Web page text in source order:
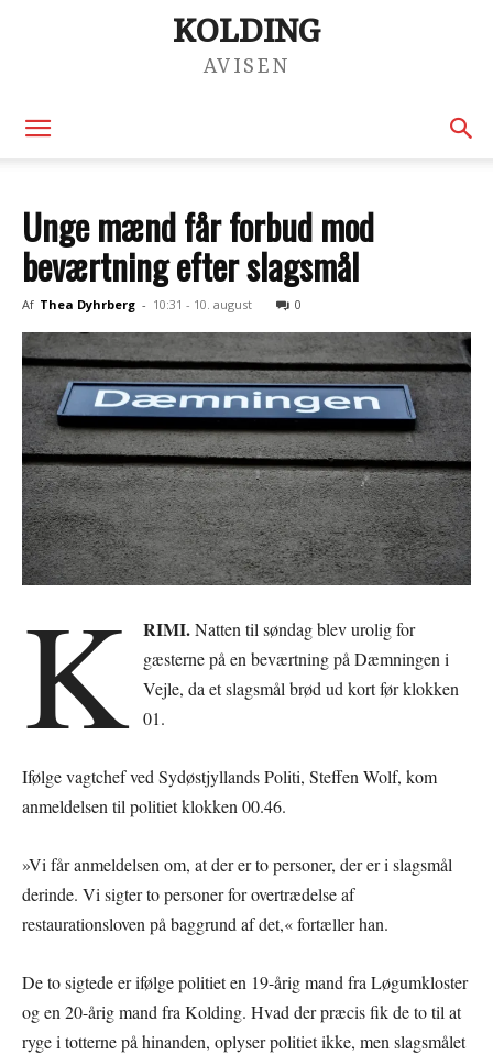
KOLDING
AVISEN
Unge mænd får forbud mod
beværtning efter slagsmål
Af Thea Dyhrberg - 10:31 - 10. august 0
K RIMI.Natten til søndag blev urolig for
gæsterne på en beværtning på Dæmningen i
Vejle, da et slagsmål brød ud kort før klokken
01.
Ifølge vagtchef ved Sydøstjyllands Politi, Steffen Wolf, kom
anmeldelsen til politiet klokken 00.46.
»Vi får anmeldelsen om, at der er to personer, der er i slagsmål
derinde. Vi sigter to personer for overtrædelse af
restaurationsloven på baggrund af det,« fortæller han.
De to sigtede er ifølge politiet en 19-årig mand fra Løgumkloster
og en 20-årig mand fra Kolding. Hvad der præcis fik de to til at
ryge i totterne på hinanden, oplyser politiet ikke, men slagsmålet